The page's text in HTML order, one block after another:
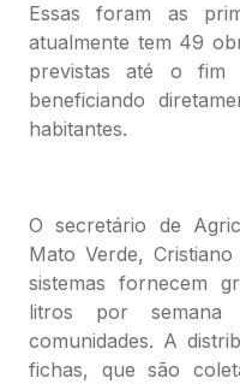
Essas foram as
atualmente tem 49
previstas até o fim
beneficiando
habitantes.
O secretário de
Mato Verde,
sistemas fornecem
litros por semana
comunidades. A
fichas, que são